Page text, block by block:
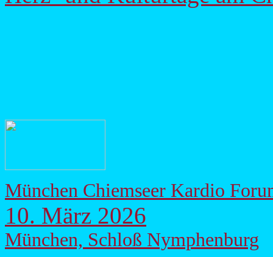
München Chiemseer Kardio
10. März 2026
München, Schloß Nymphenburg